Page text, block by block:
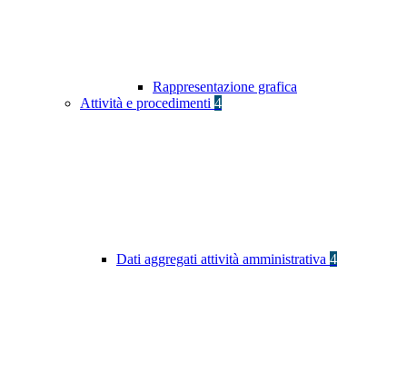
Rappresentazione grafica
Attività e procedimenti 4
Dati aggregati attività amministrativa 4